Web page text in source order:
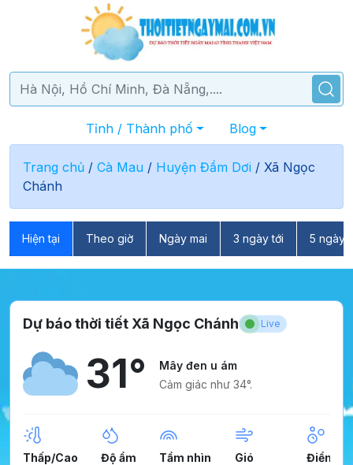
Tỉnh / Thành phố Blog
Trang chủ / Cà Mau / Huyện Đầm Dơi / Xã Ngọc
Chánh
Hiện tại Theo giờ Ngày mai 3 ngày tới 5 ngày
Dự báo thời tiết Xã Ngọc Chánh Live
31°
Mây đen u ám
Cảm giác như 34°.
Thấp/Cao
Độ ẩm
Tầm nhìn
Gió
Điểm